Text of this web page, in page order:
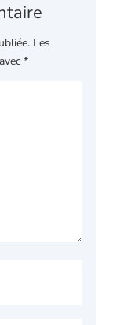
Les
*